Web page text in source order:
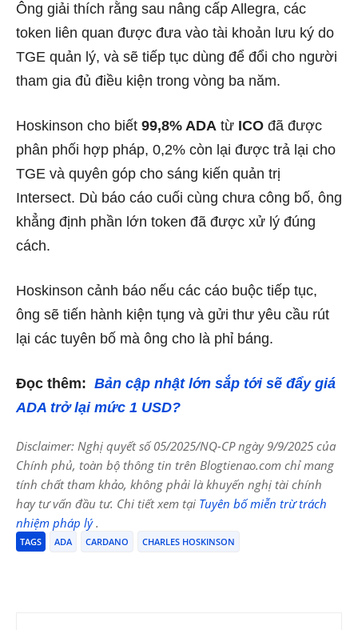
Ông giải thích rằng sau nâng cấp Allegra, các
token liên quan được đưa vào tài khoản lưu ký do
TGE quản lý, và sẽ tiếp tục dùng để đổi cho người
tham gia đủ điều kiện trong vòng ba năm.
Hoskinson cho biết 99,8% ADA từ ICO đã được
phân phối hợp pháp, 0,2% còn lại được trả lại cho
TGE và quyên góp cho sáng kiến quản trị
Intersect. Dù báo cáo cuối cùng chưa công bố, ông
khẳng định phần lớn token đã được xử lý đúng
cách.
Hoskinson cảnh báo nếu các cáo buộc tiếp tục,
ông sẽ tiến hành kiện tụng và gửi thư yêu cầu rút
lại các tuyên bố mà ông cho là phỉ báng.
Đọc thêm: Bản cập nhật lớn sắp tới sẽ đẩy giá
ADA trở lại mức 1 USD?
Disclaimer: Nghị quyết số 05/2025/NQ-CP ngày 9/9/2025 của
Chính phủ, toàn bộ thông tin trên Blogtienao.com chỉ mang
tính chất tham khảo, không phải là khuyến nghị tài chính
hay tư vấn đầu tư. Chi tiết xem tại Tuyên bố miễn trừ trách
nhiệm pháp lý.
TAGS ADA CARDANO CHARLES HOSKINSON